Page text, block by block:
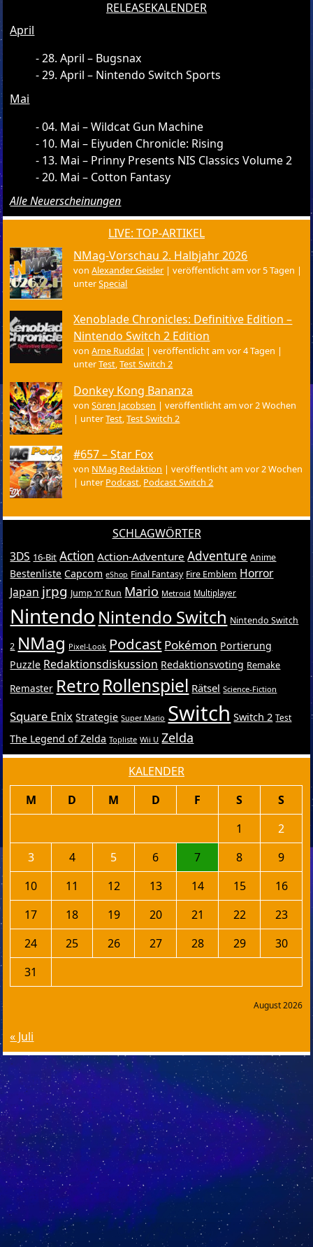
RELEASEKALENDER
April
28. April – Bugsnax
29. April – Nintendo Switch Sports
Mai
04. Mai – Wildcat Gun Machine
10. Mai – Eiyuden Chronicle: Rising
13. Mai – Prinny Presents NIS Classics Volume 2
20. Mai – Cotton Fantasy
Alle Neuerscheinungen
LIVE: TOP-ARTIKEL
NMag-Vorschau 2. Halbjahr 2026
vonAlexander Geisler |veröffentlicht am vor 5 Tagen |
unterSpecial
Xenoblade Chronicles: Definitive Edition –
Nintendo Switch 2 Edition
vonArne Ruddat |veröffentlicht am vor 4 Tagen |
unterTest,Test Switch 2
Donkey Kong Bananza
vonSören Jacobsen |veröffentlicht am vor 2 Wochen
| unterTest,Test Switch 2
#657 – Star Fox
von NMag Redaktion |veröffentlicht am vor 2 Wochen
| unter Podcast, Podcast Switch 2
SCHLAGWÖRTER
3DS 16-Bit Action Action-Adventure Adventure Anime
Bestenliste Capcom eShop Final Fantasy Fire Emblem Horror
Japan jrpg Jump ’n’ Run Mario Metroid Multiplayer
Nintendo Nintendo Switch Nintendo Switch
2 NMag Pixel-Look Podcast Pokémon Portierung
Puzzle Redaktionsdiskussion Redaktionsvoting Remake
Remaster RetroRollenspiel Rätsel Science-Fiction
Square Enix Strategie Super Mario Switch Switch 2 Test
The Legend of Zelda Topliste Wii U Zelda
KALENDER
August 2026
M D M D F S
S
1
2
3
4 5 6 7 8
9
10
11 12 13 14 15
16
17
18 19 20 21 22
23
24
25 26 27 28 29
30
31
« Juli